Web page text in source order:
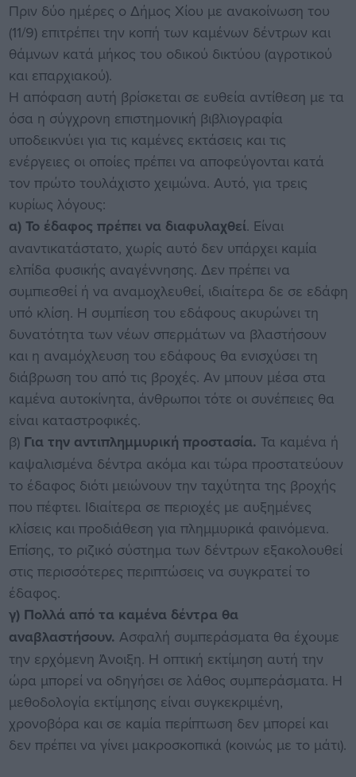
Πριν δύο ημέρες ο Δήμος Χίου με ανακοίνωση του
(11/9) επιτρέπει την κοπή των καμένων δέντρων και
θάμνων κατά μήκος του οδικού δικτύου (αγροτικού
και επαρχιακού).
Η απόφαση αυτή βρίσκεται σε ευθεία αντίθεση με τα
όσα η σύγχρονη επιστημονική βιβλιογραφία
υποδεικνύει για τις καμένες εκτάσεις και τις
ενέργειες οι οποίες πρέπει να αποφεύγονται κατά
τον πρώτο τουλάχιστο χειμώνα. Αυτό, για τρεις
κυρίως λόγους:
α) Το έδαφος πρέπει να διαφυλαχθεί. Είναι
αναντικατάστατο, χωρίς αυτό δεν υπάρχει καμία
ελπίδα φυσικής αναγέννησης. Δεν πρέπει να
συμπιεσθεί ή να αναμοχλευθεί, ιδιαίτερα δε σε εδάφη
υπό κλίση. Η συμπίεση του εδάφους ακυρώνει τη
δυνατότητα των νέων σπερμάτων να βλαστήσουν
και η αναμόχλευση του εδάφους θα ενισχύσει τη
διάβρωση του από τις βροχές. Αν μπουν μέσα στα
καμένα αυτοκίνητα, άνθρωποι τότε οι συνέπειες θα
είναι καταστροφικές.
β) Για την αντιπλημμυρική προστασία. Τα καμένα ή
καψαλισμένα δέντρα ακόμα και τώρα προστατεύουν
το έδαφος διότι μειώνουν την ταχύτητα της βροχής
που πέφτει. Ιδιαίτερα σε περιοχές με αυξημένες
κλίσεις και προδιάθεση για πλημμυρικά φαινόμενα.
Επίσης, το ριζικό σύστημα των δέντρων εξακολουθεί
στις περισσότερες περιπτώσεις να συγκρατεί το
έδαφος.
γ) Πολλά από τα καμένα δέντρα θα
αναβλαστήσουν. Ασφαλή συμπεράσματα θα έχουμε
την ερχόμενη Άνοιξη. Η οπτική εκτίμηση αυτή την
ώρα μπορεί να οδηγήσει σε λάθος συμπεράσματα. Η
μεθοδολογία εκτίμησης είναι συγκεκριμένη,
χρονοβόρα και σε καμία περίπτωση δεν μπορεί και
δεν πρέπει να γίνει μακροσκοπικά (κοινώς με το μάτι).